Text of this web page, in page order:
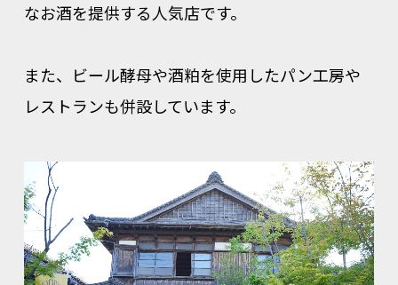
なお酒を提供する人気店です。
また、ビール酵母や酒粕を使用したパン工房や
レストランも併設しています。